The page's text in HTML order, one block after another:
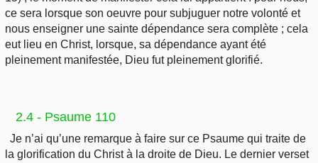
ce sera lorsque son oeuvre pour subjuguer notre volonté et
nous enseigner une sainte dépendance sera complète ; cela
eut lieu en Christ, lorsque, sa dépendance ayant été
pleinement manifestée, Dieu fut pleinement glorifié.
2.4 - Psaume 110
Je n’ai qu’une remarque à faire sur ce Psaume qui traite de
la glorification du Christ à la droite de Dieu. Le dernier verset